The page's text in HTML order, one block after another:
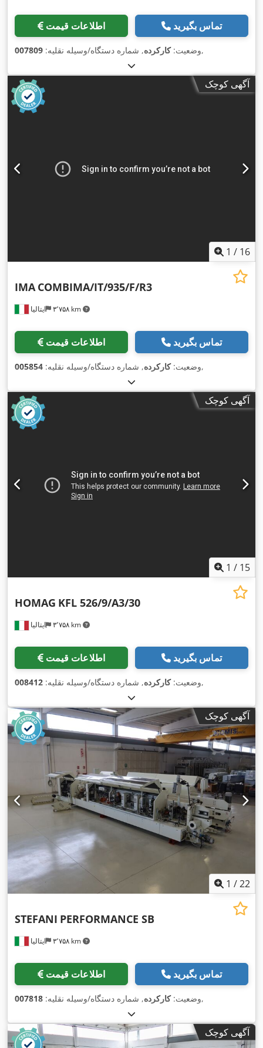
اطلاعات قیمت تماس بگیرید
وضعیت:کارکرده, شماره دستگاه/وسیله نقلیه: 007809 ,
آگهی کوچک
1 / 16
ایتالیا ۳٬۷۵۸ km
IMA COMBIMA/IT/935/F/R3
اطلاعات قیمت تماس بگیرید
وضعیت:کارکرده, شماره دستگاه/وسیله نقلیه: 005854 ,
آگهی کوچک
1 / 15
ایتالیا ۳٬۷۵۸ km
HOMAG KFL 526/9/A3/30
اطلاعات قیمت تماس بگیرید
وضعیت:کارکرده, شماره دستگاه/وسیله نقلیه: 008412 ,
آگهی کوچک
1 /22
ایتالیا ۳٬۷۵۸ km
STEFANI PERFORMANCE SB
اطلاعات قیمت تماس بگیرید
وضعیت:کارکرده, شماره دستگاه/وسیله نقلیه: 007818 ,
آگهی کوچک